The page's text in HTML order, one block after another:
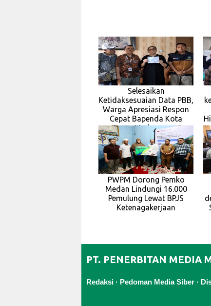
Selesaikan
Ketidaksesuaian Data PBB,
Warga Apresiasi Respon
Cepat Bapenda Kota
Medan
PWPM Dorong Pemko
Medan Lindungi 16.000
Pemulung Lewat BPJS
Ketenagakerjaan
PT. PENERBITAN MEDIA
Redaksi · Pedoman Media Siber ·